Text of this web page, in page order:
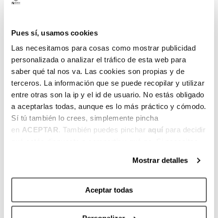
Pues sí, usamos cookies
Las necesitamos para cosas como mostrar publicidad
personalizada o analizar el tráfico de esta web para
saber qué tal nos va. Las cookies son propias y de
terceros. La información que se puede recopilar y utilizar
entre otras son la ip y el id de usuario. No estás obligado
a aceptarlas todas, aunque es lo más práctico y cómodo.
Sí tú también lo crees, simplemente pincha
en ACEPTAR. También puedes pinchar aquí para decidir
Mostrar detalles
Aceptar todas
r
a
L
ar
e
— — — —
2
0
–
4
5
2
–
J
dí
n
t